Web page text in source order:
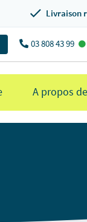
Livraison
03 808 43 99
A propos